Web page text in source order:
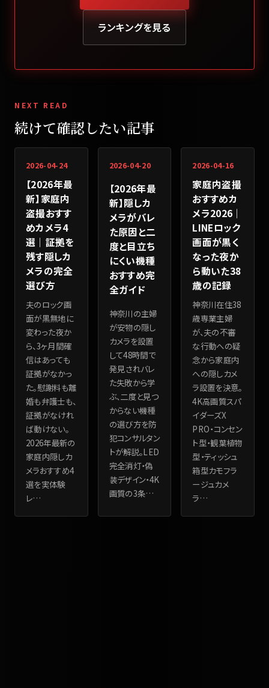
ランキングを見る
NEXT READ
続けて確認したい記事
2026-04-24
【2026年最
新】家庭内
盗撮おすす
めカメラ4
選｜証拠を
残す隠しカ
メラの完全
選び方
夫のロック画
面が黒無地に
変わった夜か
ら、3ヶ月間確
信はあっても
証拠がなかっ
た。慰謝料も離
婚も弁護士も、
証拠がなけれ
ば動けない。
2026年最新の
家庭内隠しカ
メラおすすめ4
選を実体験
レ…
2026-04-20
【2026年最
新】隠しカ
メラがバレ
た原因と二
度と目立ち
にくい機種
おすすめ完
全ガイド
神奈川の主婦
が安物の隠し
カメラを設置
して48時間で
発見されバレ
た失敗から学
ぶ、二度と見つ
からない機種
の選び方を防
犯コンサルタン
トが解説。LED
完全消灯・偽
装デザイン・4K
画質の3条…
2026-04-16
家庭内盗撮
おすすめカ
メラ2026｜
LINEロック
画面が黒く
なった夜か
ら動いた38
歳の記録
神奈川在住38
歳専業主婦
が、夫の不審
な行動への疑
念から家庭内
への隠しカメ
ラ設置を決意。
4K高画質スパ
イダーズX
PRO・コンセン
ト型・観葉植物
型・ティッシュ
箱型カモフラ
ージュカメ
ラ…